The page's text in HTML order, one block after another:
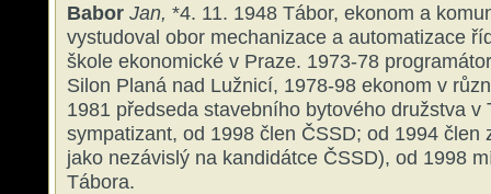
Babor Jan, *4. 11. 1948 Tábor, ekonom a
vystudoval obor mechanizace a automatizace
škole ekonomické v Praze. 1973-78
Silon Planá nad Lužnicí, 1978-98 ekonom v
1981 předseda stavebního bytového družstva v
sympatizant, od 1998 člen ČSSD; od 1994 člen
jako nezávislý na kandidátce ČSSD), od 1998
Tábora.